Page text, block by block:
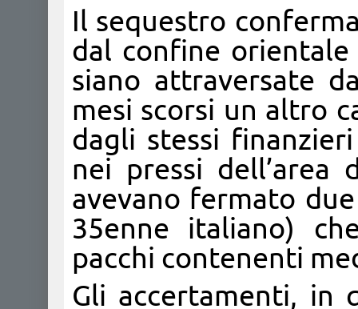
Il sequestro
dal confine
siano attraversate
mesi scorsi un altro
dagli stessi
nei pressi dell’area
avevano fermato
35enne italiano)
pacchi contenenti
Gli accertamenti, in